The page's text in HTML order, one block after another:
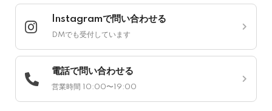
Instagramで問い合わせる
DMでも受付しています
電話で問い合わせる
営業時間 10:00〜19:00